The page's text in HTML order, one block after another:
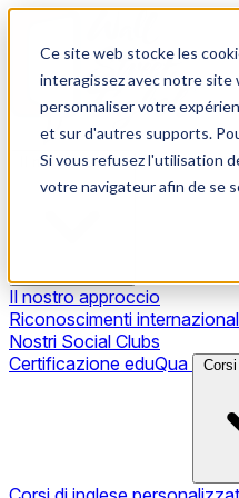
Ce site web stocke les
interagissez avec notre site
personnaliser votre
et sur d'autres supports.
Si vous refusez l'utilisation
votre navigateur afin de se
Il nostro metodo
Il nostro approccio
Riconoscimenti
Nostri Social Clubs
Certificazione eduQua